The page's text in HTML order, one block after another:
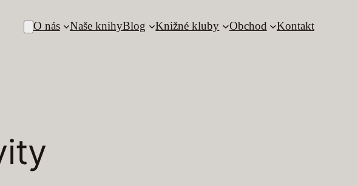
O nás Naše knihyBlog Knižné kluby Obchod Kontakt